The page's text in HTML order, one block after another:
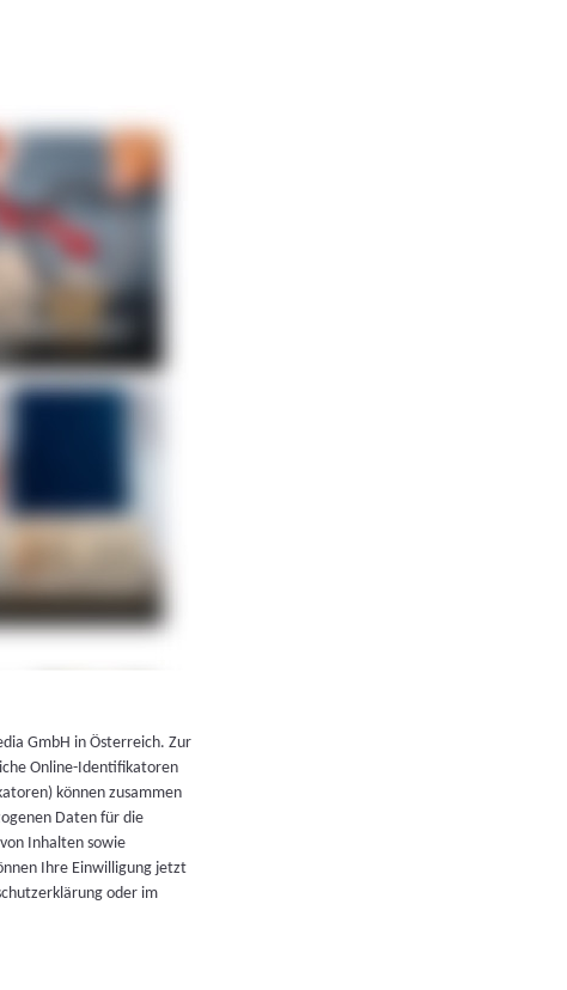
GmbH in Österreich. Zur
Online-Identifikatoren
können zusammen
Daten für die
Inhalten sowie
Ihre Einwilligung jetzt
oder im